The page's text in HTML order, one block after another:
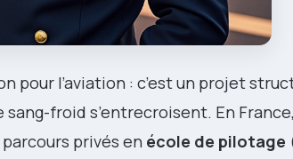
pour l’aviation : c’est un projet
froid s’entrecroisent. En
parcours privés en école de pilotage